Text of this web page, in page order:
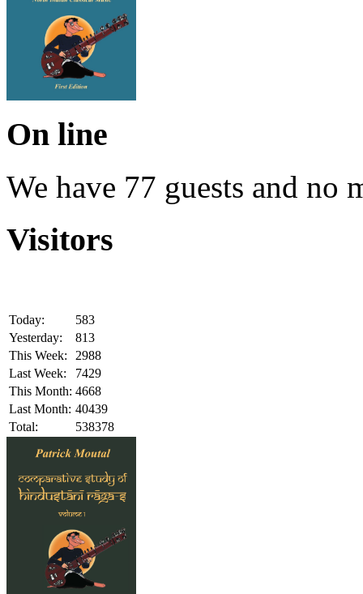
On line
We have 77 guests and no
Visitors
Today:
583
Yesterday:
813
This Week:
2988
Last Week:
7429
This Month: 4668
Last Month: 40439
Total:
538378